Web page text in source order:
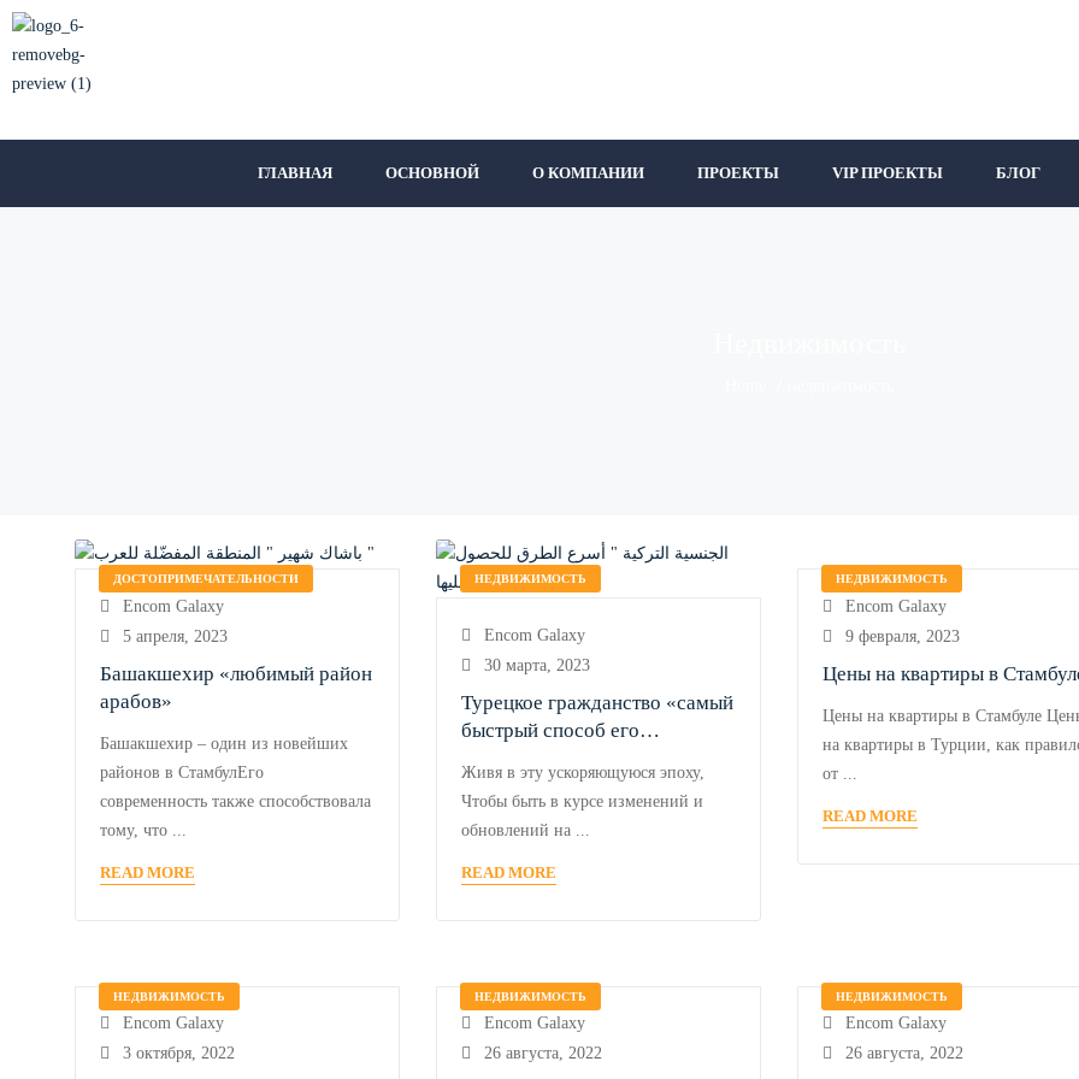
ГЛАВНАЯ ОСНОВНОЙ О КОМПАНИИ ПРОЕКТЫ VIP ПРОЕКТЫ БЛОГ
ДОСТОПРИМЕЧАТЕЛЬНОСТИ
Encom Galaxy
5 апреля, 2023
Башакшехир «любимый район
арабов»
Башакшехир – один из новейших
районов в СтамбулЕго
современность также способствовала
тому, что ...
READ MORE
НЕДВИЖИМОСТЬ
Encom Galaxy
30 марта, 2023
Турецкое гражданство «самый
быстрый способ его
Живя в эту ускоряющуюся эпоху,
Чтобы быть в курсе изменений и
обновлений на ...
READ MORE
НЕДВИЖИМОСТЬ
Encom Galaxy
9 февраля, 2023
Цены на квартиры в
Цены на квартиры в Стамбуле
на квартиры в Турции, как
от ...
READ MORE
НЕДВИЖИМОСТЬ
Encom Galaxy
3 октября, 2022
НЕДВИЖИМОСТЬ
Encom Galaxy
26 августа, 2022
НЕДВИЖИМОСТЬ
Encom Galaxy
26 августа, 2022